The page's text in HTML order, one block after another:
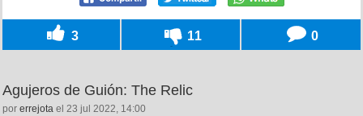
3 11 0
Agujeros de Guión: The Relic
por errejota el 23 jul 2022, 14:00